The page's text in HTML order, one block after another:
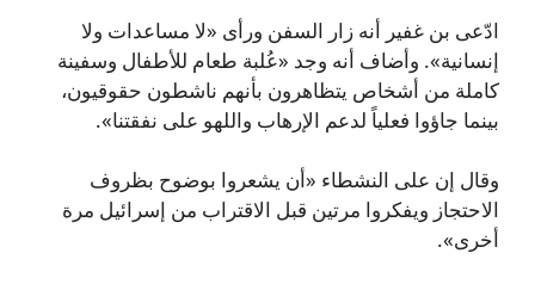
ادّعى بن غفير أنه زار السفن ورأى «لا مساعدات ولا
إنسانية». وأضاف أنه وجد «عُلبة طعام للأطفال وسفينة
كاملة من أشخاص يتظاهرون بأنهم ناشطون حقوقيون،
بينما جاؤوا فعلياً لدعم الإرهاب واللهو على نفقتنا».
وقال إن على النشطاء «أن يشعروا بوضوح بظروف
الاحتجاز ويفكروا مرتين قبل الاقتراب من إسرائيل مرة
أخرى».